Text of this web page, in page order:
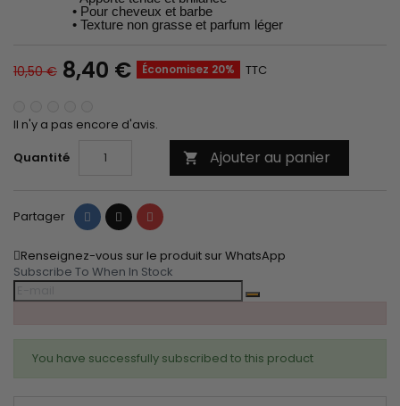
• Pour cheveux et barbe
• Texture non grasse et parfum léger
10,50 € 8,40 € Économisez 20% TTC
Il n'y a pas encore d'avis.
Quantité
 Ajouter au panier
Partager PartagerTweet Pinterest
Renseignez-vous sur le produit sur WhatsApp
Subscribe To When In Stock
You have successfully subscribed to this product